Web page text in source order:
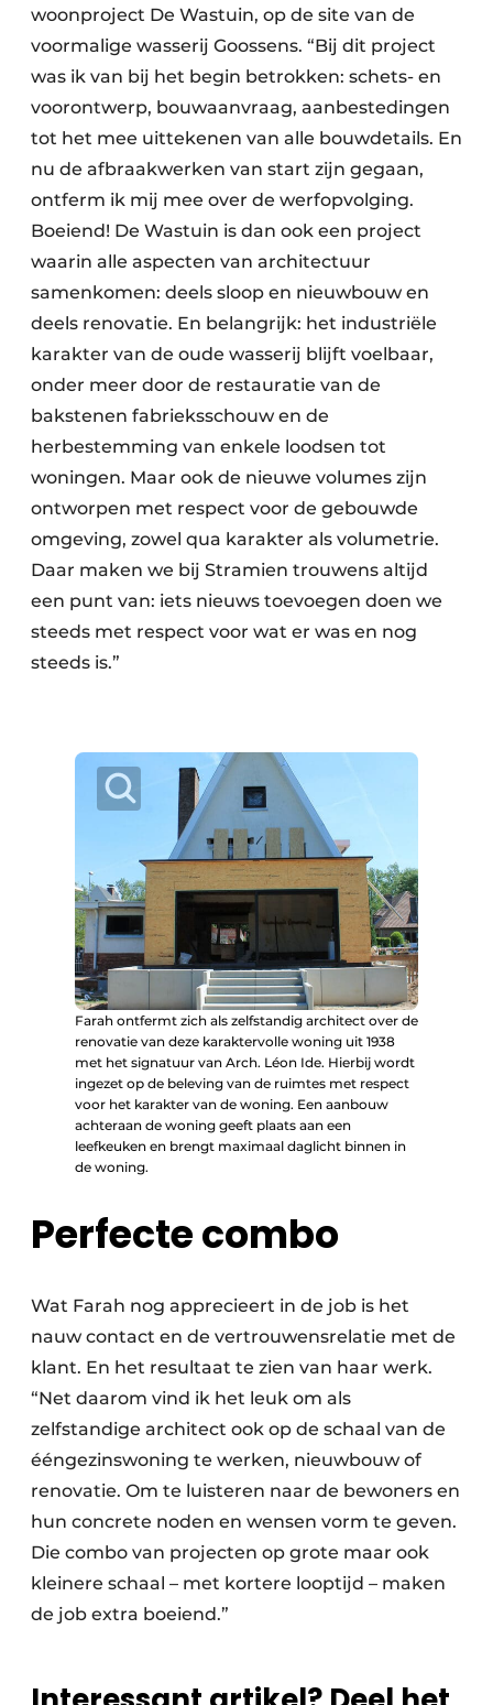
woonproject De Wastuin, op de site van de
voormalige wasserij Goossens. “Bij dit project
was ik van bij het begin betrokken: schets- en
voorontwerp, bouwaanvraag, aanbestedingen
tot het mee uittekenen van alle bouwdetails. En
nu de afbraakwerken van start zijn gegaan,
ontferm ik mij mee over de werfopvolging.
Boeiend! De Wastuin is dan ook een project
waarin alle aspecten van architectuur
samenkomen: deels sloop en nieuwbouw en
deels renovatie. En belangrijk: het industriële
karakter van de oude wasserij blijft voelbaar,
onder meer door de restauratie van de
bakstenen fabrieksschouw en de
herbestemming van enkele loodsen tot
woningen. Maar ook de nieuwe volumes zijn
ontworpen met respect voor de gebouwde
omgeving, zowel qua karakter als volumetrie.
Daar maken we bij Stramien trouwens altijd
een punt van: iets nieuws toevoegen doen we
steeds met respect voor wat er was en nog
steeds is.”
Farah ontfermt zich als zelfstandig architect over de
renovatie van deze karaktervolle woning uit 1938
met het signatuur van Arch. Léon Ide. Hierbij wordt
ingezet op de beleving van de ruimtes met respect
voor het karakter van de woning. Een aanbouw
achteraan de woning geeft plaats aan een
leefkeuken en brengt maximaal daglicht binnen in
de woning.
Perfecte combo
Wat Farah nog apprecieert in de job is het
nauw contact en de vertrouwensrelatie met de
klant. En het resultaat te zien van haar werk.
“Net daarom vind ik het leuk om als
zelfstandige architect ook op de schaal van de
ééngezinswoning te werken, nieuwbouw of
renovatie. Om te luisteren naar de bewoners en
hun concrete noden en wensen vorm te geven.
Die combo van projecten op grote maar ook
kleinere schaal – met kortere looptijd – maken
de job extra boeiend.”